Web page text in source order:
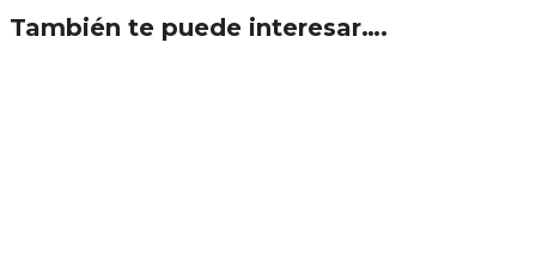
También te puede interesar….